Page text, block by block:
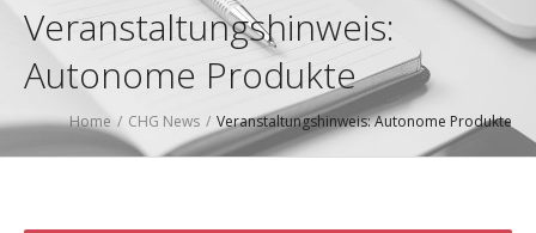
Veranstaltungshinweis:
Autonome Produkte
Home / CHG News / Veranstaltungshinweis: Autonome Produkte